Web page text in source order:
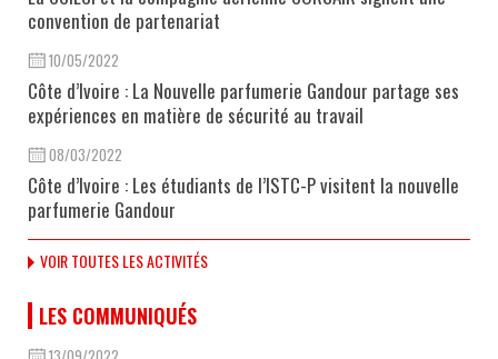
convention de partenariat
10/05/2022
Côte d’Ivoire : La Nouvelle parfumerie Gandour partage ses
expériences en matière de sécurité au travail
08/03/2022
Côte d’Ivoire : Les étudiants de l’ISTC-P visitent la nouvelle
parfumerie Gandour
VOIR TOUTES LES ACTIVITÉS
LES COMMUNIQUÉS